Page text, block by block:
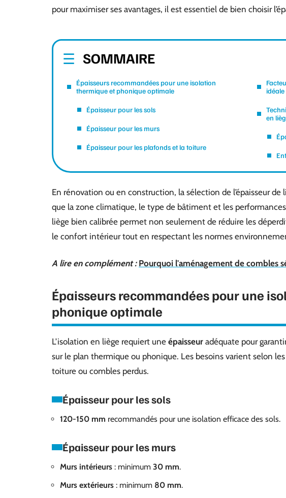
pour maximiser ses avantages, il est essentiel de bien choisir
SOMMAIRE
Épaisseurs recommandées pour une isolation
thermique et phonique optimale
Épaisseur pour les sols
Épaisseur pour les murs
Épaisseur pour les plafonds et la toiture
idéale
en
En rénovation ou en construction, la sélection de l’épaisseur
que la zone climatique, le type de bâtiment et les
liège bien calibrée permet non seulement de réduire les
le confort intérieur tout en respectant les normes
A lire en complément : Pourquoi l'aménagement de combles
Épaisseurs recommandées pour une
phonique optimale
L’isolation en liège requiert une épaisseur adéquate pour
sur le plan thermique ou phonique. Les besoins varient selon
toiture ou combles perdus.
Épaisseur pour les sols
120-150 mm recommandés pour une isolation efficace des sols.
Épaisseur pour les murs
Murs intérieurs : minimum 30 mm.
Murs extérieurs : minimum 80 mm.